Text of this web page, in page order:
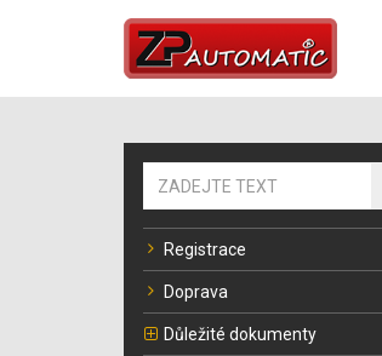
Registrace
Doprava
Důležité dokumenty